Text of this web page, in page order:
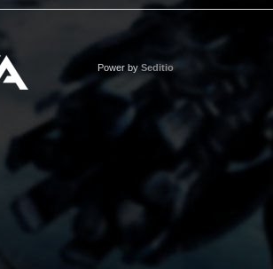
Power by Seditio